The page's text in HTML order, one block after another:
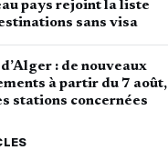
pays rejoint la liste
sans visa
: de nouveaux
à partir du 7 août,
stations concernées